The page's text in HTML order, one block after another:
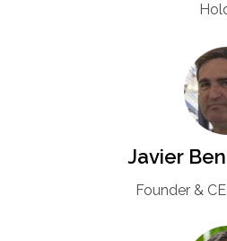
Javier
Founder &